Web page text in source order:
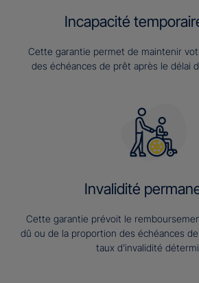
Incapacité
Cette garantie permet de maintenir
des échéances de prêt après le délai
Invalidité
Cette garantie prévoit le
dû ou de la proportion des échéances
taux d’invalidité